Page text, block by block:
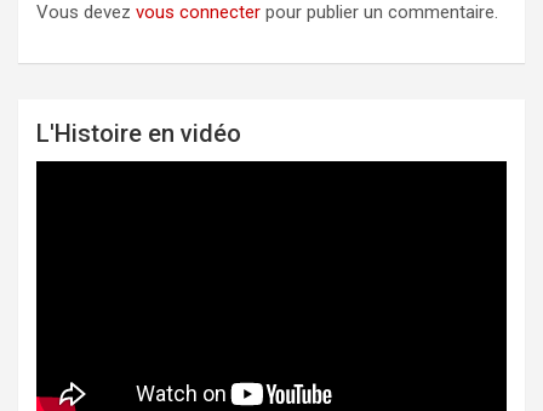
Vous devez vous connecter pour publier un commentaire.
L'Histoire en vidéo